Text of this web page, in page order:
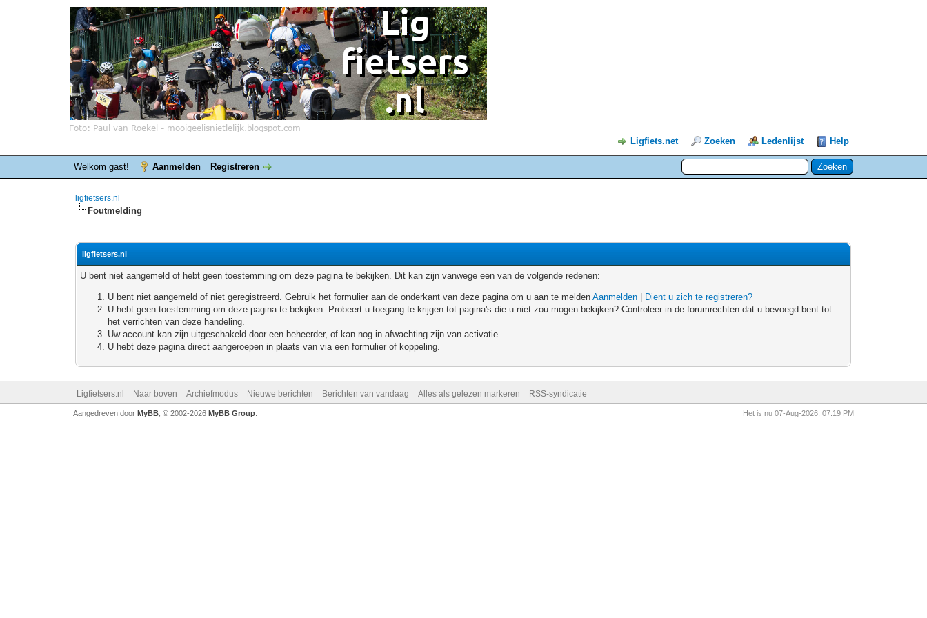
Ligfiets.net Zoeken Ledenlijst Help
Welkom gast! Aanmelden Registreren
ligfietsers.nl
Foutmelding
ligfietsers.nl
U bent niet aangemeld of hebt geen toestemming om deze pagina te bekijken. Dit kan zijn vanwege een van de volgende redenen:
U bent niet aangemeld of niet geregistreerd. Gebruik het formulier aan de onderkant van deze pagina om u aan te meldenAanmelden
Dient u zich te registreren?
U hebt geen toestemming om deze pagina te bekijken. Probeert u toegang te krijgen tot pagina's die u niet zou mogen bekijken? Controleer in de forumrechten dat u bevoegd bent tot
het verrichten van deze handeling.
Uw account kan zijn uitgeschakeld door een beheerder, of kan nog in afwachting zijn van activatie.
U hebt deze pagina direct aangeroepen in plaats van via een formulier of koppeling.
Ligfietsers.nl Naar boven Archiefmodus Nieuwe berichten Berichten van vandaag Alles als gelezen markeren RSS-syndicatie
Het is nu 07-Aug-2026, 07:19 PM
Aangedreven door MyBB, © 2002-2026 MyBB Group.